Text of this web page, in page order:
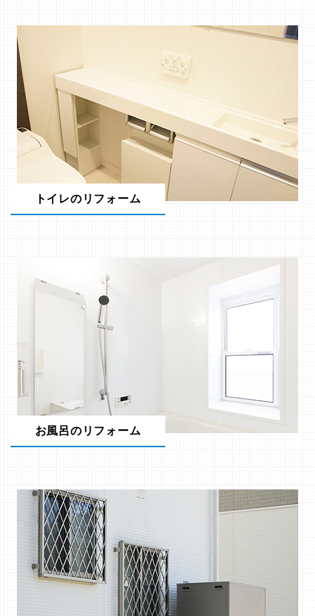
トイレのリフォーム
お風呂のリフォーム